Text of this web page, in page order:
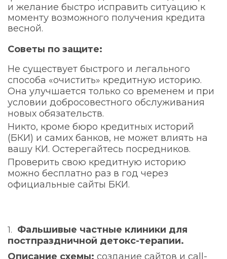
и желание быстро исправить ситуацию к
моменту возможного получения кредита
весной.
Советы по защите:
Не существует быстрого и легального
способа «очистить» кредитную историю.
Она улучшается только со временем и при
условии добросовестного обслуживания
новых обязательств.
Никто, кроме бюро кредитных историй
(БКИ) и самих банков, не может влиять на
вашу КИ. Остерегайтесь посредников.
Проверить свою кредитную историю
можно бесплатно раз в год через
официальные сайты БКИ.
Фальшивые частные клиники для
постпраздничной детокс-терапии.
Описание схемы: создание сайтов и call-